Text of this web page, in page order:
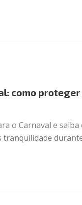
como
o Carnaval e
tranquilidade